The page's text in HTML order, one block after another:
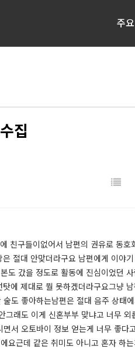
주
집
친구들이없어서 남편의 권유로 동호
절대 안맞더라구요 남편에게 이야
도 갔을 정도로 활동에 진심이었던
에 제대로 뭘 못하겠더라구요그냥
도 좋아하는남편은 절대 음주 상태
래도 이게 신혼부부 맞냐고 너무 외
서 오토바이 정보 얻는게 너무 좋다
요근데 같은 취미도 아니고 혼자 하